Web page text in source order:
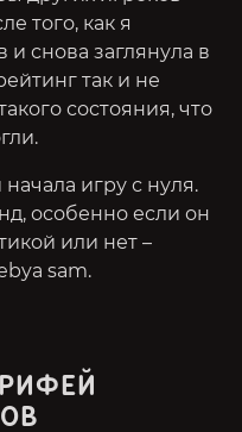
того, как я
снова заглянула в
так и не
состояния, что
игру с нуля.
особенно если он
или нет –
sam.